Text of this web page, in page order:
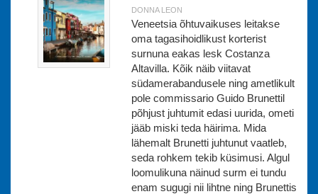
DONNA LEON
Veneetsia õhtuvaikuses leitakse
oma tagasihoidlikust korterist
surnuna eakas lesk Costanza
Altavilla. Kõik näib viitavat
südamerabandusele ning ametlikult
pole commissario Guido Brunettil
põhjust juhtumit edasi uurida, ometi
jääb miski teda häirima. Mida
lähemalt Brunetti juhtunut vaatleb,
seda rohkem tekib küsimusi. Algul
loomulikuna näinud surm ei tundu
enam sugugi nii lihtne ning Brunettis